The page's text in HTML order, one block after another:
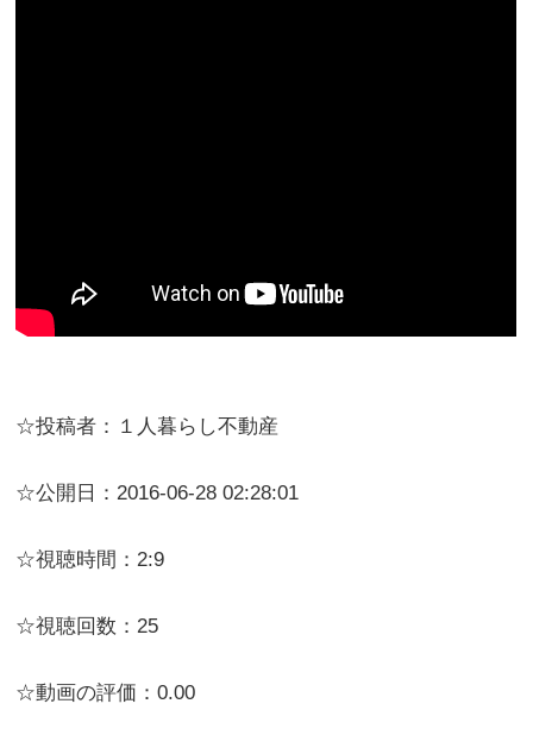
☆投稿者：１人暮らし不動産
☆公開日：2016-06-28 02:28:01
☆視聴時間：2:9
☆視聴回数：25
☆動画の評価：0.00